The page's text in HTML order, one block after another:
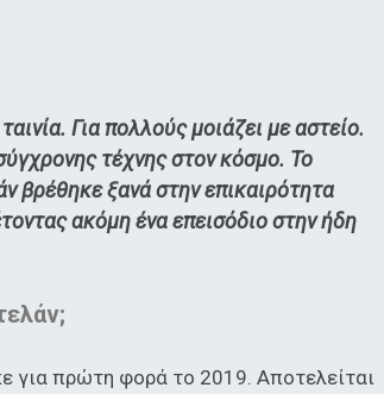
Για πολλούς μοιάζει με αστείο.
τέχνης στον κόσμο. Το
βρέθηκε ξανά στην επικαιρότητα
ακόμη ένα επεισόδιο στην ήδη
για πρώτη φορά το 2019. Αποτελείται